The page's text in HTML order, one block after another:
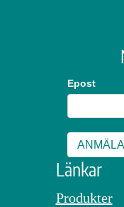
Epost
Länkar
Produkter